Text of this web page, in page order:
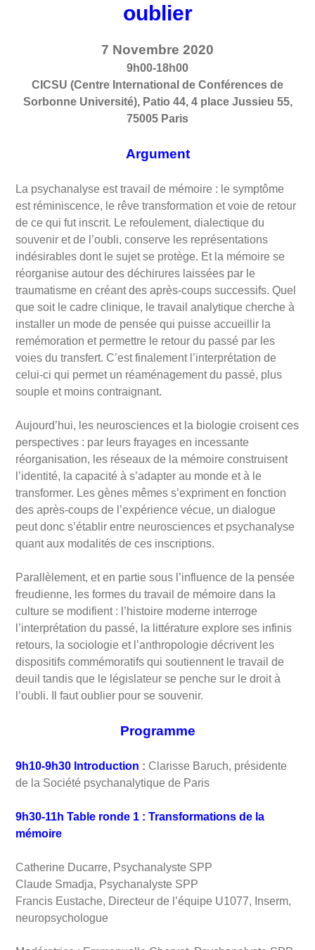
oublier
7 Novembre 2020
9h00-18h00
CICSU (Centre International de Conférences de
Sorbonne Université), Patio 44, 4 place Jussieu 55,
75005 Paris
Argument
La psychanalyse est travail de mémoire : le symptôme
est réminiscence, le rêve transformation et voie de retour
de ce qui fut inscrit. Le refoulement, dialectique du
souvenir et de l’oubli, conserve les représentations
indésirables dont le sujet se protège. Et la mémoire se
réorganise autour des déchirures laissées par le
traumatisme en créant des après-coups successifs. Quel
que soit le cadre clinique, le travail analytique cherche à
installer un mode de pensée qui puisse accueillir la
remémoration et permettre le retour du passé par les
voies du transfert. C’est finalement l’interprétation de
celui-ci qui permet un réaménagement du passé, plus
souple et moins contraignant.
Aujourd’hui, les neurosciences et la biologie croisent ces
perspectives : par leurs frayages en incessante
réorganisation, les réseaux de la mémoire construisent
l’identité, la capacité à s’adapter au monde et à le
transformer. Les gènes mêmes s’expriment en fonction
des après-coups de l’expérience vécue, un dialogue
peut donc s’établir entre neurosciences et psychanalyse
quant aux modalités de ces inscriptions.
Parallèlement, et en partie sous l’influence de la pensée
freudienne, les formes du travail de mémoire dans la
culture se modifient : l’histoire moderne interroge
l’interprétation du passé, la littérature explore ses infinis
retours, la sociologie et l’anthropologie décrivent les
dispositifs commémoratifs qui soutiennent le travail de
deuil tandis que le législateur se penche sur le droit à
l’oubli. Il faut oublier pour se souvenir.
Programme
9h10-9h30 Introduction : Clarisse Baruch, présidente
de la Société psychanalytique de Paris
9h30-11h Table ronde 1 : Transformations de la
mémoire
Catherine Ducarre, Psychanalyste SPP
Claude Smadja, Psychanalyste SPP
Francis Eustache, Directeur de l’équipe U1077, Inserm,
neuropsychologue